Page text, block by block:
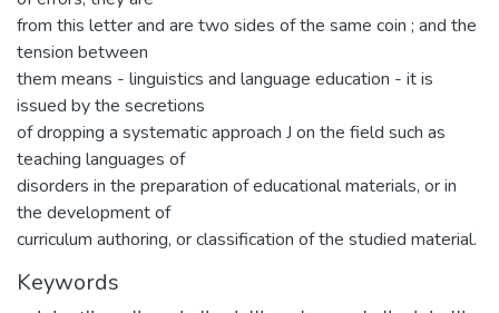
from this letter and are two sides of the same coin ; and the
tension between
them means - linguistics and language education - it is
issued by the secretions
of dropping a systematic approach J on the field such as
teaching languages of
disorders in the preparation of educational materials, or in
the development of
curriculum authoring, or classification of the studied material.
Keywords